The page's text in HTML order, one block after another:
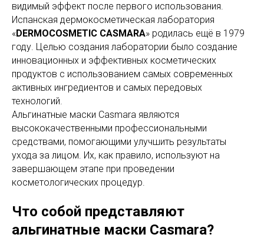
видимый эффект после первого использования.
Испанская дермокосметическая лаборатория
«DERMOCOSMETIC CASMARA» родилась ещё в 1979
году. Целью создания лаборатории было создание
инновационных и эффективных косметических
продуктов с использованием самых современных
активных ингредиентов и самых передовых
технологий.
Альгинатные маски Casmara являются
высококачественными профессиональными
средствами, помогающими улучшить результаты
ухода за лицом. Их, как правило, используют на
завершающем этапе при проведении
косметологических процедур.
Что собой представляют
альгинатные маски Casmara?